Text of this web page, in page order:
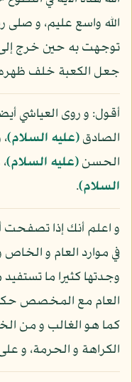
الله واسع عليم، و صلى
توجهت به حين خرج
جعل الكعبة خلف
أقول: و روى العياشي
الصادق(عليه السلام)
الحسن(عليه السلام)
السلام).
و اعلم أنك إذا تصفحت
في موارد العام و
وجدتها كثيرا ما
العام مع المخصص
كما هو الغالب و من
الكراهة و الحرمة، و